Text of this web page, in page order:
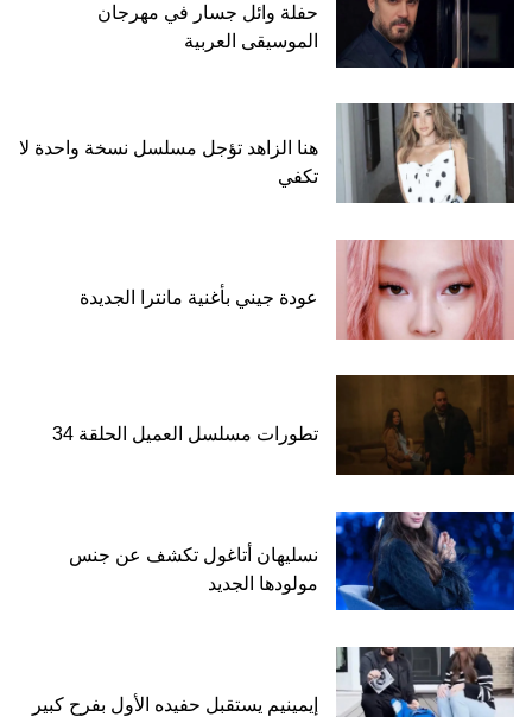
حفلة وائل جسار في مهرجان
الموسيقى العربية
هنا الزاهد تؤجل مسلسل نسخة واحدة لا
تكفي
عودة جيني بأغنية مانترا الجديدة
تطورات مسلسل العميل الحلقة 34
نسليهان أتاغول تكشف عن جنس
مولودها الجديد
إيمينيم يستقبل حفيده الأول بفرح كبير